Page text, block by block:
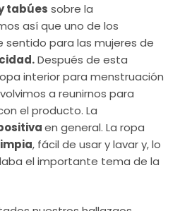
tabúes sobre la
así que uno de los
para las mujeres de
Después de esta
interior para menstruación
a reunirnos para
el producto. La
en general. La ropa
, fácil de usar y lavar y, lo
el importante tema de la